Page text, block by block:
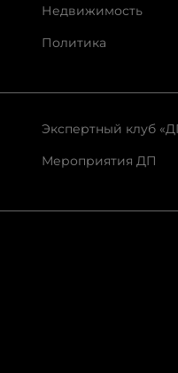
Недвижимость
Политика
Экспертный клуб
Мероприятия ДП